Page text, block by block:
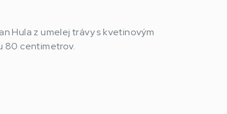
Hula z umelej trávy s kvetinovým
80 centimetrov.